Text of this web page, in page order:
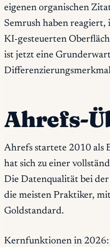
eigenen organischen
Semrush haben reagiert,
KI-gesteuerten
ist jetzt eine
Ahrefs-
Ahrefs startete 2010 als
hat sich zu einer
Die Datenqualität bei
die meisten Praktiker,
Goldstandard.
Kernfunktionen in 2026: